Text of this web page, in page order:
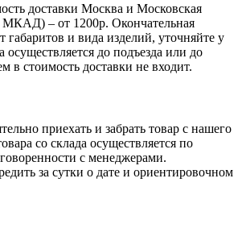
доставки Москва и Московская
МКАД) – от 1200р. Окончательная
габаритов и вида изделий, уточняйте у
осуществляется до подъезда или до
в стоимость доставки не входит.
приехать и забрать товар с нашего
со склада осуществляется по
с менеджерами.
за сутки о дате и ориентировочном